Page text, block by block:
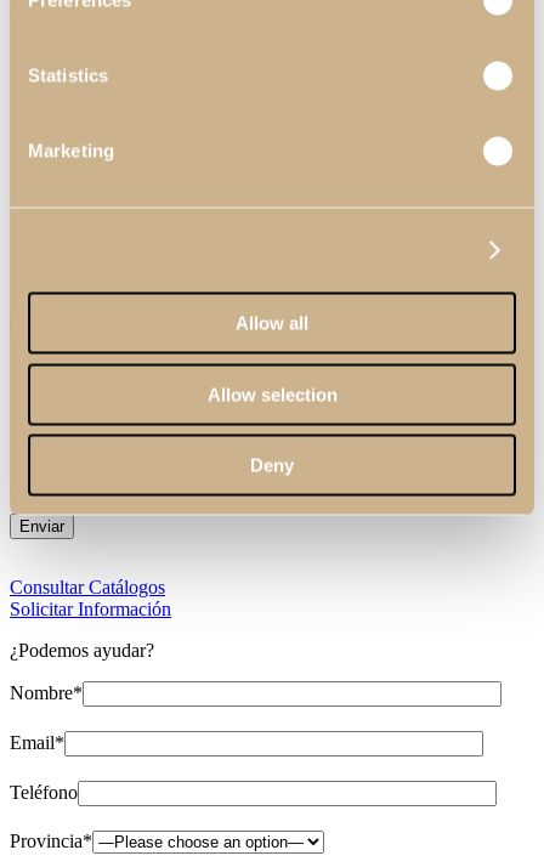
Statistics
Marketing
Allow all
Allow selection
Deny
Enviar archivo (5MB max)
He leído y aceptado laPolítica de Privacidadde Pacheco's.
Este sitio está protegido por reCAPTCHA y por la
Condiciones de Servicio de Google
Consultar Catálogos
Solicitar Información
¿Podemos ayudar?
Nombre*
Email*
Teléfono
Provincia*